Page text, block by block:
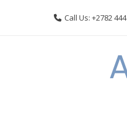
Call Us: +2782 444